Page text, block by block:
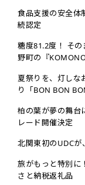
食品支援の安全体
続認定
糖度81.2度！ そ
野町の『
夏祭りを、灯しな
り「BON BON
柏の葉が夢の舞台
レード開催決定
北関東初のUDCが
旅がもっと特別に
さと納税返礼品